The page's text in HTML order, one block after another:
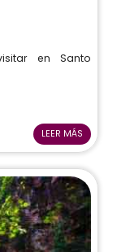
en Santo
LEER MÁS